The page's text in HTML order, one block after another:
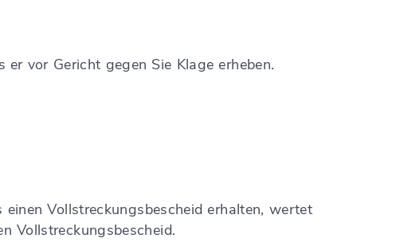
vor Gericht gegen Sie Klage erheben.
Vollstreckungsbescheid erhalten, wertet
Vollstreckungsbescheid.